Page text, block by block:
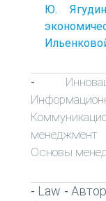
Ю.
-
менеджмент
Основы
- Law -